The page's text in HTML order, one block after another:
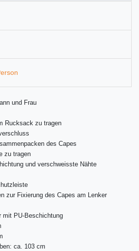
und Frau
Rucksack zu tragen
des Capes
zu tragen
und verschweisste Nähte
zur Fixierung des Capes am Lenker
mit PU-Beschichtung
ca. 103 cm